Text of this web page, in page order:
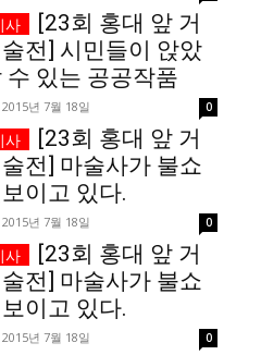
스위프트 하이브
스위프트 하이브
, 수완뉴스는 곁에 있습니다
[23회 홍대 앞 거
전] 시민들이 앉았
수 있는 공공작품
2015년 7월 18일 0
[23회 홍대 앞 거
전] 마술사가 불쇼
이고 있다.
2015년 7월 18일 0
[23회 홍대 앞 거
전] 마술사가 불쇼
이고 있다.
2015년 7월 18일 0